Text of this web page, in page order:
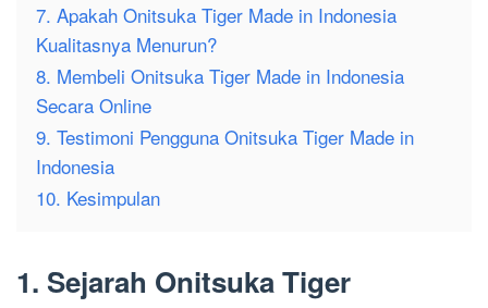
7. Apakah Onitsuka Tiger Made in Indonesia
Kualitasnya Menurun?
8. Membeli Onitsuka Tiger Made in Indonesia
Secara Online
9. Testimoni Pengguna Onitsuka Tiger Made in
Indonesia
10. Kesimpulan
1. Sejarah Onitsuka Tiger